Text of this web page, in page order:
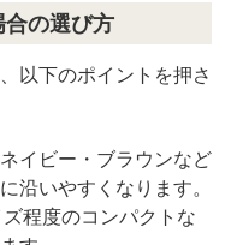
の選び方
以下のポイントを押さ
イビー・ブラウンなど
沿いやすくなります。
ズ程度のコンパクトな